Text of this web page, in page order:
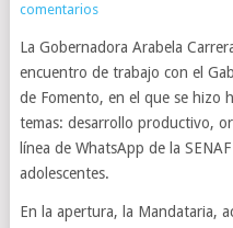
comentarios
La Gobernadora Arabela
encuentro de trabajo con el
de Fomento, en el que se hizo
temas: desarrollo productivo,
línea de WhatsApp de la
adolescentes.
En la apertura, la Mandataria,